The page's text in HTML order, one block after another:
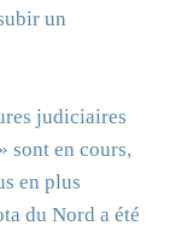
un
judiciaires
sont en cours,
en plus
du Nord a été